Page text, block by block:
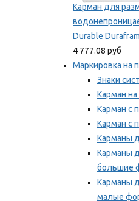
Карман для
Durable
4 777.08 руб
Маркировка на
Знаки
Карман
Карман с
Карман с
Карманы
Карманы
большие
Карманы
малые